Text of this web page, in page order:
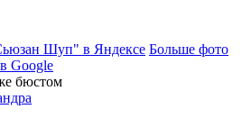
Шуп" в Яндексе Больше фото
Google
бюстом